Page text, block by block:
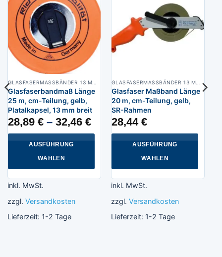
Glasfaserbandmaß Länge
25 m, cm-Teilung, gelb,
Platalkapsel, 13 mm breit
28,89 €– 32,46 €
AUSFÜHRUNG
WÄHLEN
Produkt
mehrere
Varianten
inkl. MwSt.
zzgl. Versandkosten
Lieferzeit: 1-2 Tage
Glasfaser Maßband Länge
20 m, cm-Teilung, gelb,
SR-Rahmen
28,44 €
AUSFÜHRUNG
WÄHLEN
Produkt
mehrere
Varianten
inkl. MwSt.
zzgl. Versandkosten
Lieferzeit: 1-2 Tage